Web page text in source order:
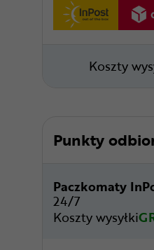
Koszty
Punkty
Paczkomaty
24/7
Koszty wysyłki